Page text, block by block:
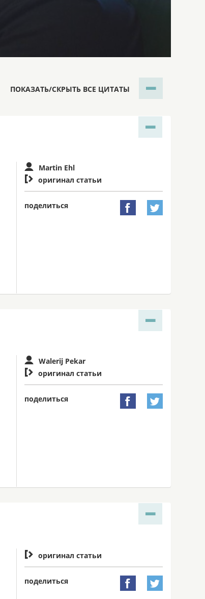
ПОКАЗАТЬ/СКРЫТЬ ВСЕ ЦИТАТЫ
Martin Ehl
 оригинал статьи
поделиться  
Walerij Pekar
 оригинал статьи
поделиться  
 оригинал статьи
поделиться  